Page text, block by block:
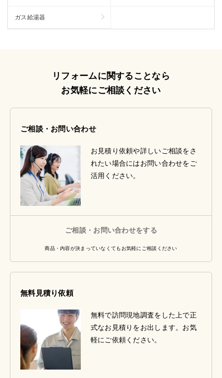
ガス給湯器
リフォームに関することなら
お気軽にご相談ください
ご相談・お問い合わせ
お見積り依頼や詳しいご相談をさ
れたい場合にはお問い合わせをご
活用ください。
ご相談・お問い合わせをする
商品・内容が決まっていなくてもお気軽にご相談ください
無料見積り依頼
無料で訪問現地調査をした上で正
式なお見積りをお出します。お気
軽にご依頼ください。